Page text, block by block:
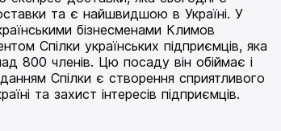
та є найшвидшою в Україні. У
бізнесменами Климов
Спілки українських підприємців, яка
800 членів. Цю посаду він обіймає і
Спілки є створення сприятливого
та захист інтересів підприємців.